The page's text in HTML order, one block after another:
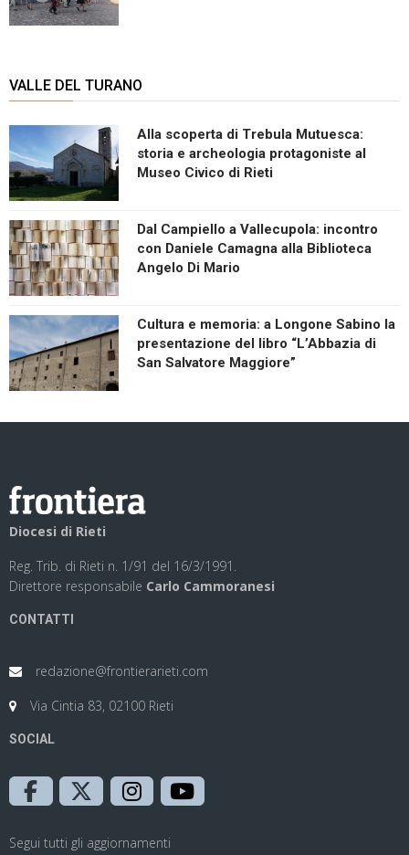
VALLE DEL TURANO
Alla scoperta di Trebula Mutuesca:
storia e archeologia protagoniste al
Museo Civico di Rieti
Dal Campiello a Vallecupola: incontro
con Daniele Camagna alla Biblioteca
Angelo Di Mario
Cultura e memoria: a Longone Sabino la
presentazione del libro “L’Abbazia di
San Salvatore Maggiore”
Diocesi di Rieti
Reg. Trib. di Rieti n. 1/91 del 16/3/1991.
Direttore responsabile Carlo Cammoranesi
CONTATTI
redazione@frontierarieti.com
Via Cintia 83, 02100 Rieti
SOCIAL
Segui tutti gli aggiornamenti